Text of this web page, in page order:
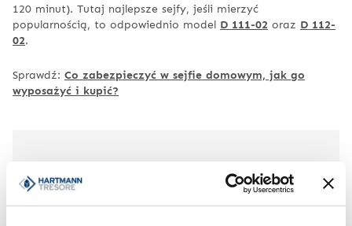
120 minut). Tutaj najlepsze sejfy, jeśli mierzyć
popularnością, to odpowiednio model D 111-02 oraz D 112-
02.
Sprawdź: Co zabezpieczyć w sejfie domowym, jak go
wyposażyć i kupić?
Kasy pancerne